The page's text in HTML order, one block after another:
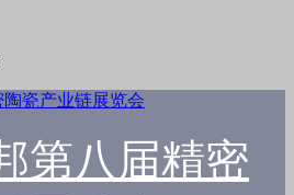
第八届精密